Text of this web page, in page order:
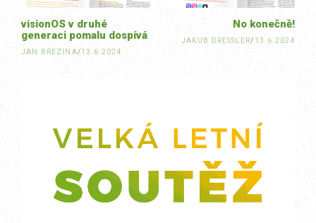
No konečně!
JAKUB DRESSLER/ 13.6.2024
visionOS v druhé
generaci pomalu dospívá
JAN BŘEZINA/13.6.2024